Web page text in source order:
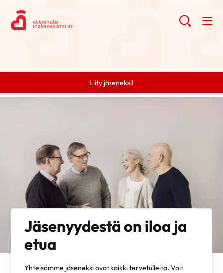
Liity jäseneksi!
Jäsenyydestä on iloa ja
etua
Yhteisömme jäseneksi ovat kaikki tervetulleita. Voit